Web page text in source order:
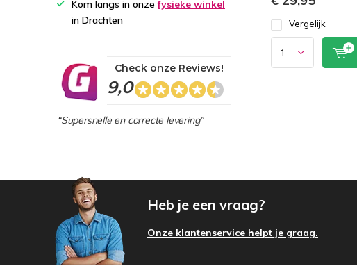
Vergelijk
Kom langs in onzefysieke winkel
in Drachten
9,0
Check onze Reviews!
“Supersnelle en correcte levering”
Heb je een vraag?
Onze klantenservice helpt je graag.